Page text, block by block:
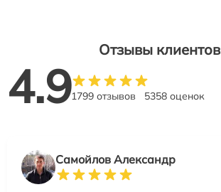
Отзывы клиентов
4.91799 отзывов 5358 оценок
Самойлов Александр